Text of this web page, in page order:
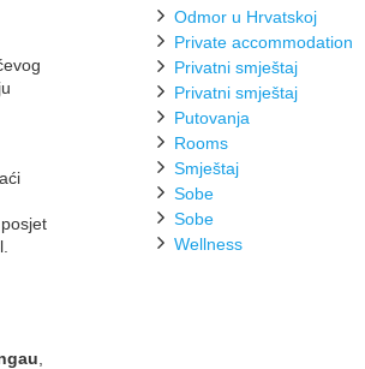
Odmor u Hrvatskoj
Private accommodation
Privatni smještaj
Privatni smještaj
Putovanja
Rooms
Smještaj
Sobe
Sobe
Wellness